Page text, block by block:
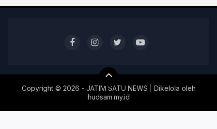
Copyright © 2026 - JATIM SATU NEWS | Dikelola oleh
hudsam.my.id